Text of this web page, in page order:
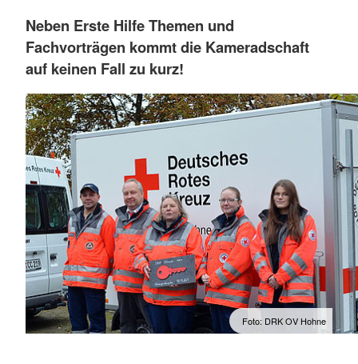
Neben Erste Hilfe Themen und
Fachvorträgen kommt die Kameradschaft
auf keinen Fall zu kurz!
Foto: DRK OV Hohne